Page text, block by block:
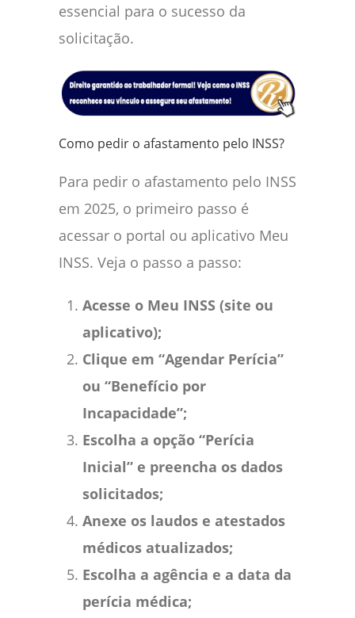
essencial para o sucesso da
solicitação.
Como pedir o afastamento pelo INSS?
Para pedir o afastamento pelo INSS
em 2025, o primeiro passo é
acessar o portal ou aplicativo Meu
INSS. Veja o passo a passo:
Acesse o Meu INSS (site ou
aplicativo);
Clique em “Agendar Perícia”
ou “Benefício por
Incapacidade”;
Escolha a opção “Perícia
Inicial” e preencha os dados
solicitados;
Anexe os laudos e atestados
médicos atualizados;
Escolha a agência e a data da
perícia médica;